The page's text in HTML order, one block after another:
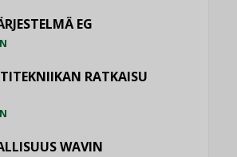
EG
RATKAISU
WAVIN